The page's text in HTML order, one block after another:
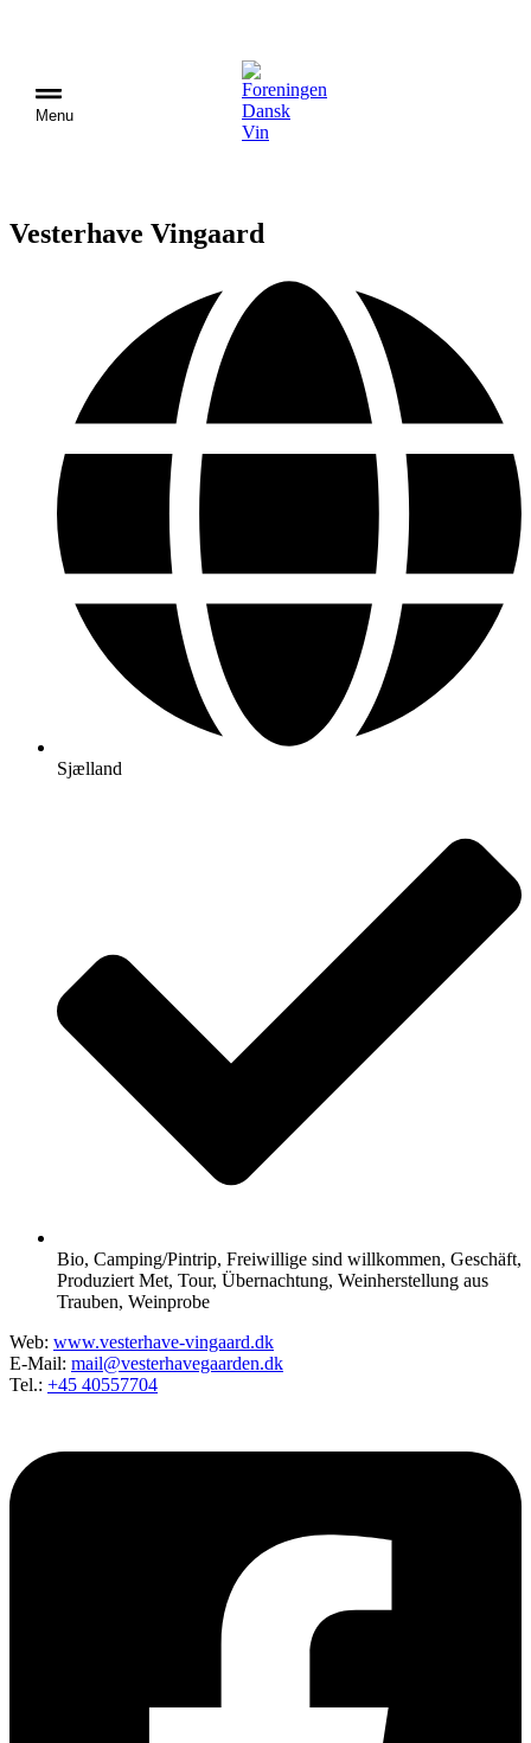
Menu
Vesterhave Vingaard
Sjælland
Bio, Camping/Pintrip, Freiwillige sind willkommen, Geschäft,
Produziert Met, Tour, Übernachtung, Weinherstellung aus
Trauben, Weinprobe
Web: www.vesterhave-vingaard.dk
E-Mail: mail@vesterhavegaarden.dk
Tel.: +45 40557704